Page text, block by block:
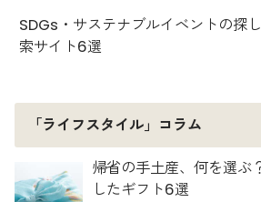
SDGs・サステナブルイベントの探
索サイト6選
「ライフスタイル」コラム
帰省の手土産、何を選ぶ
したギフト6選